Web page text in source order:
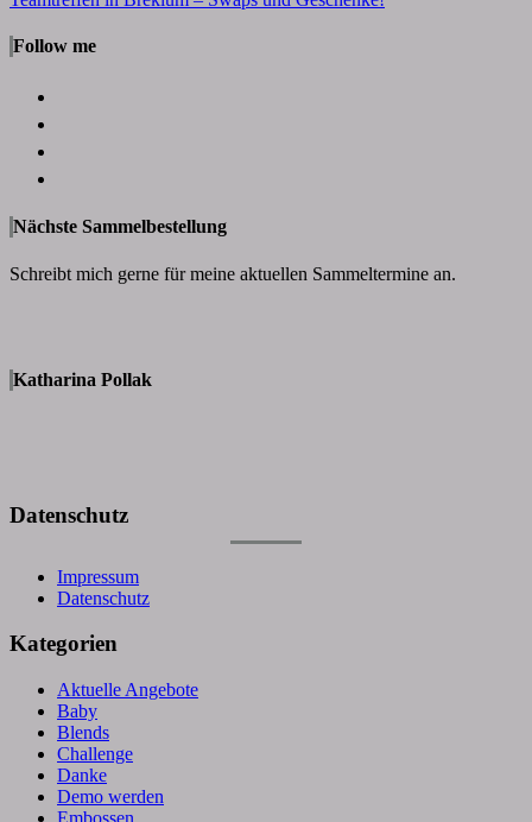
Follow me
Nächste Sammelbestellung
Schreibt mich gerne für meine aktuellen Sammeltermine an.
Katharina Pollak
Datenschutz
Impressum
Datenschutz
Kategorien
Aktuelle Angebote
Baby
Blends
Challenge
Danke
Demo werden